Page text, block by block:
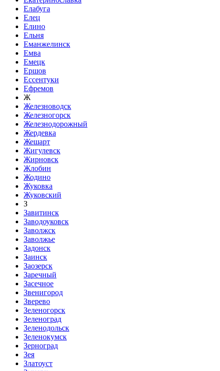
Елабуга
Елец
Елино
Ельня
Еманжелинск
Емва
Емецк
Ершов
Ессентуки
Ефремов
Ж
Железноводск
Железногорск
Железнодорожный
Жердевка
Жешарт
Жигулевск
Жирновск
Жлобин
Жодино
Жуковка
Жуковский
З
Завитинск
Заводоуковск
Заволжск
Заволжье
Задонск
Заинск
Заозерск
Заречный
Засечное
Звенигород
Зверево
Зеленогорск
Зеленоград
Зеленодольск
Зеленокумск
Зерноград
Зея
Златоуст